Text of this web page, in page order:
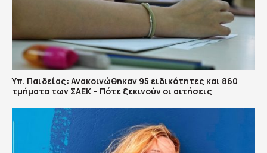
Υπ. Παιδείας: Ανακοινώθηκαν 95 ειδικότητες και 860
τμήματα των ΣΑΕΚ – Πότε ξεκινούν οι αιτήσεις